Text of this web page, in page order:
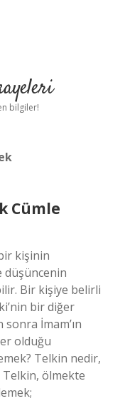
bilgiler!
Cümle
kişinin
düşüncenin
Bir kişiye belirli
bir diğer
İmam’ın
olduğu
Telkin nedir,
Telkin, ölmekte